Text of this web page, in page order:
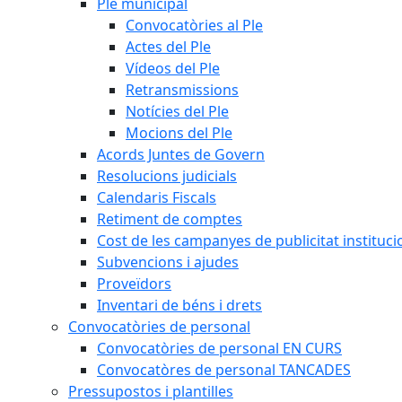
Convocatòries al Ple
Actes del Ple
Vídeos del Ple
Retransmissions
Notícies del Ple
Mocions del Ple
Acords Juntes de Govern
Resolucions judicials
Calendaris Fiscals
Retiment de comptes
Cost de les campanyes de publicitat
Subvencions i ajudes
Proveïdors
Inventari de béns i drets
Convocatòries de personal
Convocatòries de personal EN CURS
Convocatòres de personal TANCADES
Pressupostos i plantilles